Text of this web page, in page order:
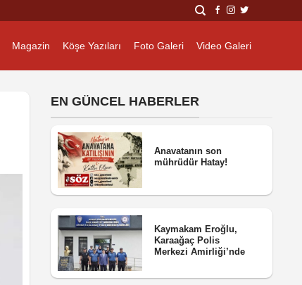
Magazin Köşe Yazıları Foto Galeri Video Galeri
EN GÜNCEL HABERLER
Anavatanın son
mührüdür Hatay!
Kaymakam Eroğlu,
Karaağaç Polis
Merkezi Amirliği’nde